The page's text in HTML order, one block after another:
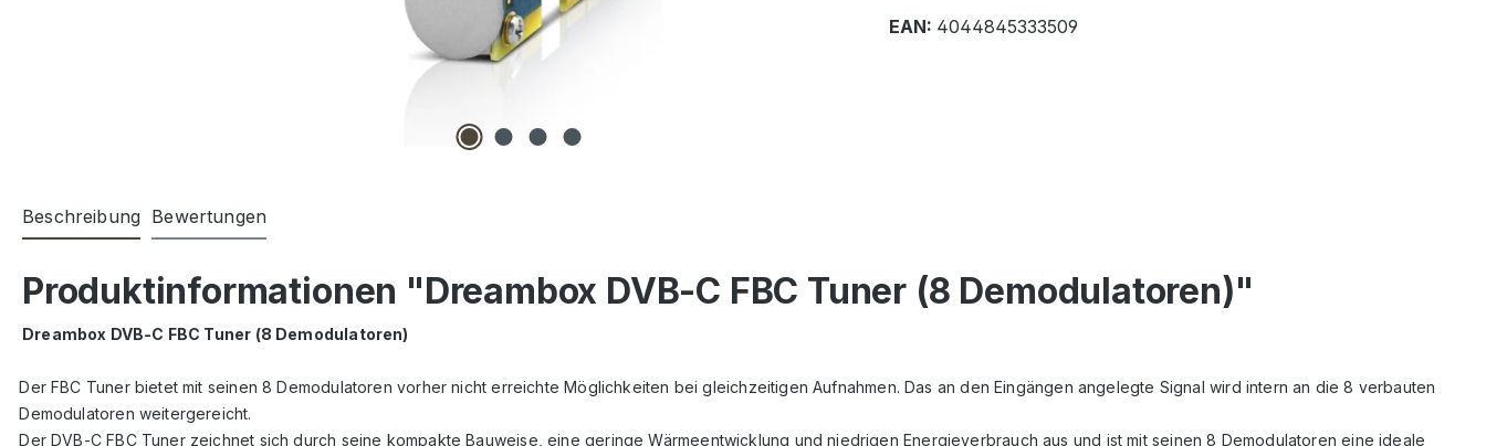
EAN: 4044845333509
Beschreibung Bewertungen
Produktinformationen "Dreambox DVB-C FBC Tuner (8 Demodulatoren)"
Dreambox DVB-C FBC Tuner (8 Demodulatoren)
Der FBC Tuner bietet mit seinen 8 Demodulatoren vorher nicht erreichte Möglichkeiten bei gleichzeitigen Aufnahmen. Das an den Eingängen angelegte Signal wird intern an die 8 verbauten
Demodulatoren weitergereicht.
Der DVB-C FBC Tuner zeichnet sich durch seine kompakte Bauweise, eine geringe Wärmeentwicklung und niedrigen Energieverbrauch aus und ist mit seinen 8 Demodulatoren eine ideale